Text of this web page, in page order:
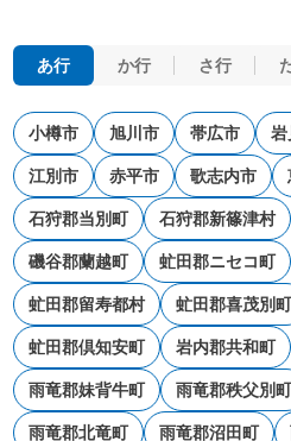
あ行 か行 さ行
小樽市 旭川市 帯広市 岩
江別市 赤平市 歌志内市
石狩郡当別町 石狩郡新篠津村
磯谷郡蘭越町 虻田郡ニセコ町
虻田郡留寿都村 虻田郡喜茂別
虻田郡倶知安町 岩内郡共和町
雨竜郡妹背牛町 雨竜郡秩父別
雨竜郡北竜町 雨竜郡沼田町